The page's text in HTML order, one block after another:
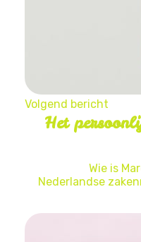
Volgend bericht
Het
Wie is
Nederlandse